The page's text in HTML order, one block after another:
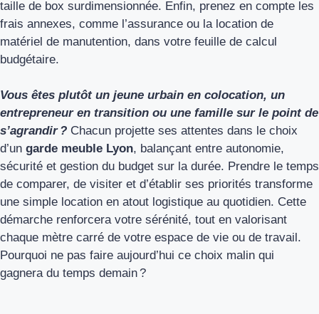
taille de box surdimensionnée. Enfin, prenez en compte les
frais annexes, comme l’assurance ou la location de
matériel de manutention, dans votre feuille de calcul
budgétaire.
Vous êtes plutôt un jeune urbain en colocation, un
entrepreneur en transition ou une famille sur le point de
s’agrandir ? Chacun projette ses attentes dans le choix
d’un garde meuble Lyon, balançant entre autonomie,
sécurité et gestion du budget sur la durée. Prendre le temps
de comparer, de visiter et d’établir ses priorités transforme
une simple location en atout logistique au quotidien. Cette
démarche renforcera votre sérénité, tout en valorisant
chaque mètre carré de votre espace de vie ou de travail.
Pourquoi ne pas faire aujourd’hui ce choix malin qui
gagnera du temps demain ?